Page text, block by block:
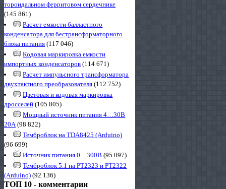
тороидальном ферритовом сердечнике
(145 861)
Расчет емкости балластного
конденсатора для бестрансформаторного
блока питания (117 046)
Кодовая маркировка емкости
импортных конденсаторов (114 671)
Расчет импульсного трансформатора
двухтактного преобразователя (112 752)
Цветовая и кодовая маркировка
дросселей (105 805)
Мощный источник питания 4…30В
20А(98 822)
Темброблок на TDA8425 (Arduino)
(96 699)
Источник питания 0…300В (95 097)
Темброблок 5.1 на PT2323 и PT2322
(Arduino) (92 136)
ТОП 10 - комментарии